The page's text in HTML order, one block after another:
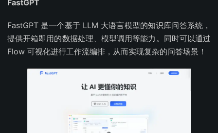
FastGPT
FastGPT 是一个基于 LLM 大语言模型的知识库问答系统，
提供开箱即用的数据处理、模型调用等能力。同时可以通过
Flow 可视化进行工作流编排，从而实现复杂的问答场景！